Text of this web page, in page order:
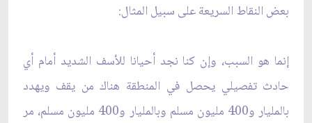
بعض النقاط السريعة على سبيل المثال:
إنما هو السبب، وإن كنا نجد أحيانا للأسف الشديد أمام أي
حادث تفصيلي يحصل في المنطقة هناك من يقف ويهدد
بالمليار و400 مليون مسلم وبالمليار و400 مليون مسلم، مر